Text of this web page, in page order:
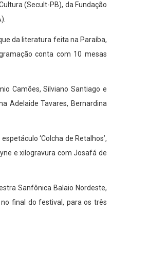
(Secult-PB), da Fundação
da literatura feita na Paraíba,
conta com 10 mesas
Camões, Silviano Santiago e
Adelaide Tavares, Bernardina
‘Colcha de Retalhos’,
e xilogravura com Josafá de
Sanfônica Balaio Nordeste,
final do festival, para os três